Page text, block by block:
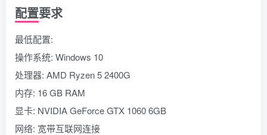
配置要求
最低配置:
操作系统: Windows 10
处理器: AMD Ryzen 5 2400G
内存: 16 GB RAM
显卡: NVIDIA GeForce GTX 1060 6GB
网络: 宽带互联网连接